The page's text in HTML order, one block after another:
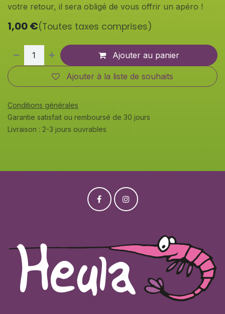
votre retour, il sera obligé de vous offrir un apéro !
1,00€(Toutes taxes comprises)
Ajouter au panier
Ajouter à la liste de souhaits
Conditions générales
Garantie satisfait ou remboursé de 30 jours
Livraison : 2-3 jours ouvrables